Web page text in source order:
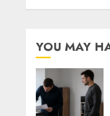
YOU MAY